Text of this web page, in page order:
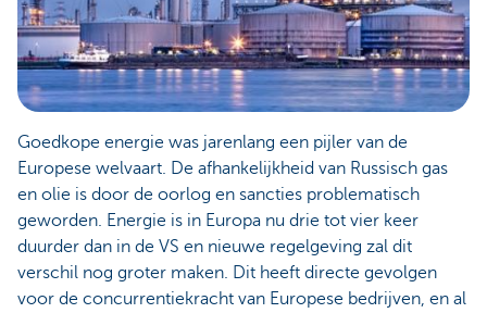
Goedkope energie was jarenlang een pijler van de
Europese welvaart. De afhankelijkheid van Russisch gas
en olie is door de oorlog en sancties problematisch
geworden. Energie is in Europa nu drie tot vier keer
duurder dan in de VS en nieuwe regelgeving zal dit
verschil nog groter maken. Dit heeft directe gevolgen
voor de concurrentiekracht van Europese bedrijven, en al